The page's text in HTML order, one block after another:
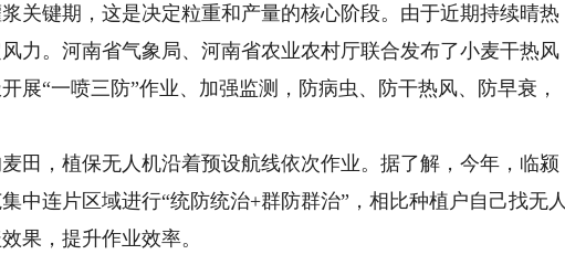
键期，这是决定粒重和产量的核心阶段。由于近期持续晴热
力。河南省气象局、河南省农业农村厅联合发布了小麦干热风
展“一喷三防”作业、加强监测，防病虫、防干热风、防早衰，
，植保无人机沿着预设航线依次作业。据了解，今年，临颍
中连片区域进行“统防统治+群防群治”，相比种植户自己找无人
果，提升作业效率。